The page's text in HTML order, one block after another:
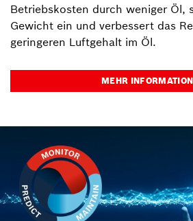
Betriebskosten durch weniger Öl,
Gewicht ein und verbessert das
geringeren Luftgehalt im Öl.
MEHR